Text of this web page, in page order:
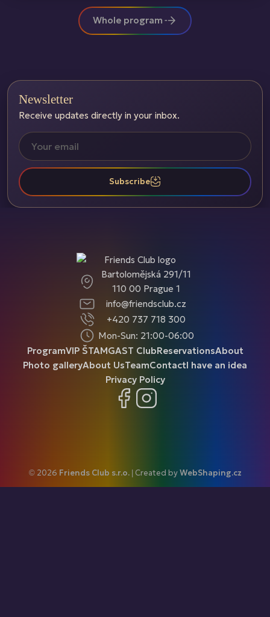
Whole program
Newsletter
Receive updates directly in your inbox.
Subscribe
Bartolomějská 291/11
110 00 Prague 1
info@friendsclub.cz
+420 737 718 300
Mon-Sun: 21:00-06:00
ProgramVIP ŠTAMGAST ClubReservationsAbout
Photo galleryAbout UsTeamContactI have an idea
Privacy Policy
Facebook
© 2026 Friends Club s.r.o.| Created byWebShaping.cz